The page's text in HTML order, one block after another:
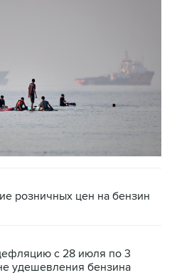
розничных цен на бензин
с 28 июля по 3
удешевления бензина